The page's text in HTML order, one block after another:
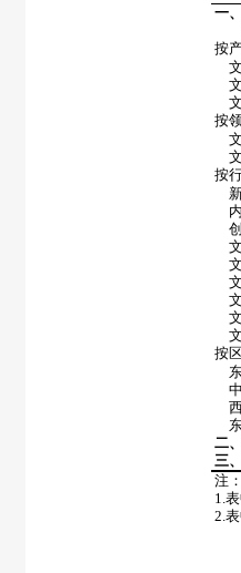
一
按
文
文
文
按
按
文
文
文
文
按
二
三
注：
1.
2.